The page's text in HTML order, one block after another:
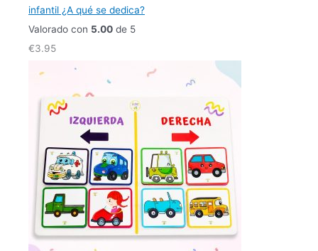
infantil ¿A qué se dedica?
Valorado con 5.00 de 5
€3.95